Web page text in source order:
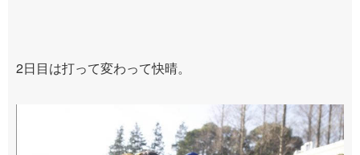
2日目は打って変わって快晴。